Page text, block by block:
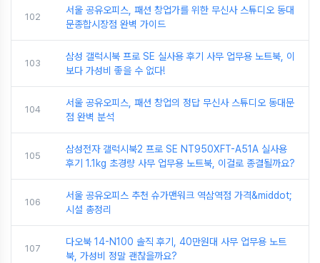
102
서울 공유오피스, 패션 창업가를 위한 무신사 스튜디오 동대
문종합시장점 완벽 가이드
103
삼성 갤럭시북 프로 SE 실사용 후기 사무 업무용 노트북, 이
보다 가성비 좋을 수 없다!
104
서울 공유오피스, 패션 창업의 정답 무신사 스튜디오 동대문
점 완벽 분석
105
삼성전자 갤럭시북2 프로 SE NT950XFT-A51A 실사용
후기 1.1kg 초경량 사무 업무용 노트북, 이걸로 종결될까요?
106
서울 공유오피스 추천 슈가맨워크 역삼역점 가격&middot;
시설 총정리
107
다오북 14-N100 솔직 후기, 40만원대 사무 업무용 노트
북, 가성비 정말 괜찮을까요?